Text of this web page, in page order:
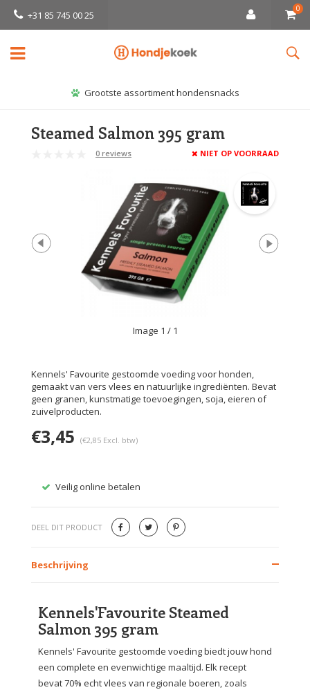
+31 85 745 00 25
0
Grootste assortiment hondensnacks
Steamed Salmon 395 gram
0 reviews NIET OP VOORRAAD
Image 1 / 1
Kennels' Favourite gestoomde voeding voor honden,
gemaakt van vers vlees en natuurlijke ingrediënten. Bevat
geen granen, kunstmatige toevoegingen, soja, eieren of
zuivelproducten.
€3,45 (€2,85 Excl. btw)
Veilig online betalen
DEEL DIT PRODUCT
Beschrijving
Kennels'Favourite Steamed
Salmon 395 gram
Kennels' Favourite gestoomde voeding biedt jouw hond
een complete en evenwichtige maaltijd. Elk recept
bevat 70% echt vlees van regionale boeren, zoals